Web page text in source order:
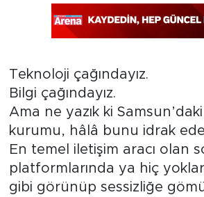
Teknoloji çağındayız.
Bilgi çağındayız.
Ama ne yazık ki
kurumu, hâlâ bunu idrak
En temel iletişim aracı olan
platformlarında ya hiç
gibi görünüp sessizliğe